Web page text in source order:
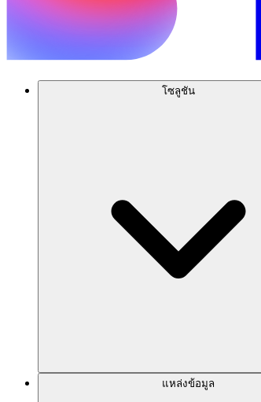
โซลูชัน
แหล่งข้อมูล